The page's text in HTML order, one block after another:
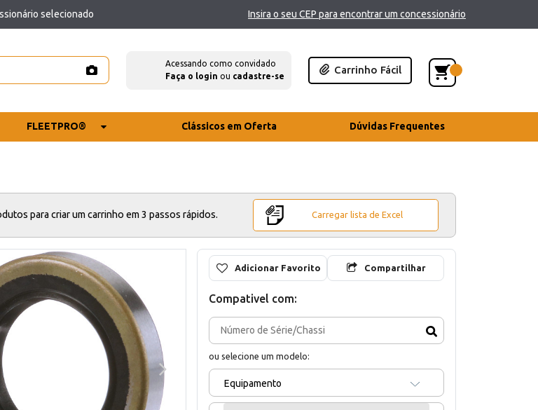
selecionado Insira o seu CEP para encontrar um concessionário
Acessando como convidado
Faça o login ou cadastre-se
Carrinho Fácil
FLEETPRO® Clássicos em Oferta Dúvidas Frequentes
para criar um carrinho em 3 passos rápidos. Carregar lista de Excel
Adicionar Favorito Compartilhar
Compativel com:
ou selecione um modelo:
Equipamento